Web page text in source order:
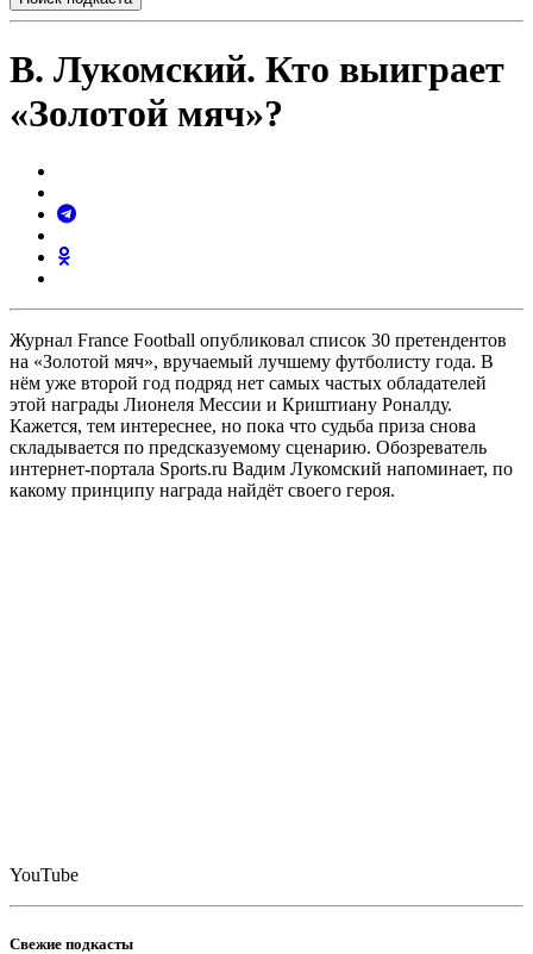
В. Лукомский. Кто выиграет
«Золотой мяч»?
Журнал France Football опубликовал список 30 претендентов
на «Золотой мяч», вручаемый лучшему футболисту года. В
нём уже второй год подряд нет самых частых обладателей
этой награды Лионеля Мессии и Криштиану Роналду.
Кажется, тем интереснее, но пока что судьба приза снова
складывается по предсказуемому сценарию. Обозреватель
интернет-портала Sports.ru Вадим Лукомский напоминает, по
какому принципу награда найдёт своего героя.
YouTube
Свежие подкасты